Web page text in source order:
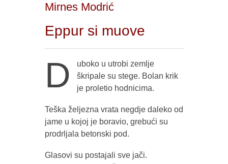
Mirnes Modrić
Eppur si muove
D
uboko u utrobi zemlje
škripale su stege. Bolan krik
je proletio hodnicima.
Teška željezna vrata negdje daleko od
jame u kojoj je boravio, grebući su
prodrljala betonski pod.
Glasovi su postajali sve jači.